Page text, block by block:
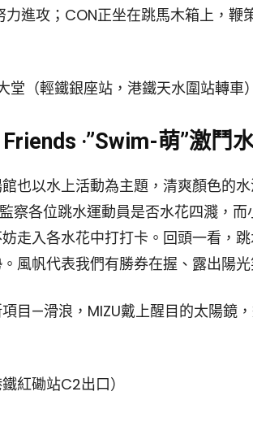
力進攻；CON正坐在跳馬木箱上，鞭
（輕鐵銀座站，港鐵天水圍站轉車）
‧”Swim-萌”激鬥
也以水上活動為主題，清爽顏色的
察各位跳水運動員是否水花四濺，
走入各水花中打打卡。回頭一看，
風帆代表我們有勝券在握、露出陽光
目—滑浪，MIZU戴上醒目的太陽鏡
紅磡站C2出口）